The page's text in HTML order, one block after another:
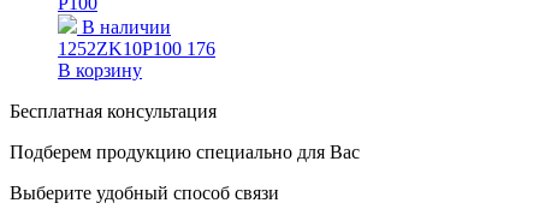
В наличии
1252ZK10P100 176
В корзину
Бесплатная консультация
Подберем продукцию специально для Вас
Выберите удобный способ связи